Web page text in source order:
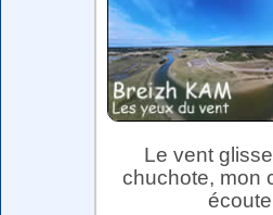
Le vent
chuchote, mon